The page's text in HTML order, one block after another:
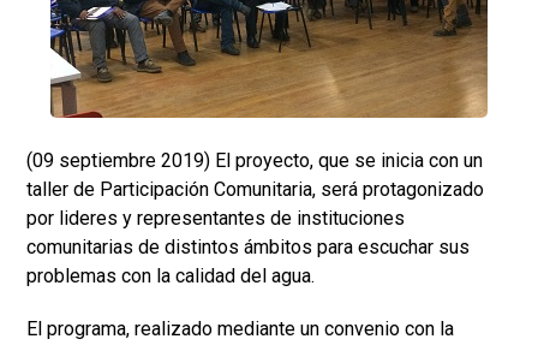
(09 septiembre 2019) El proyecto, que se inicia con un
taller de Participación Comunitaria, será protagonizado
por lideres y representantes de instituciones
comunitarias de distintos ámbitos para escuchar sus
problemas con la calidad del agua.
El programa, realizado mediante un convenio con la